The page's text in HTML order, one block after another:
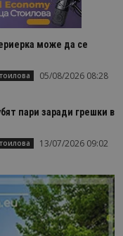
може да се
05/08/2026 08:28
пари заради грешки в
13/07/2026 09:02